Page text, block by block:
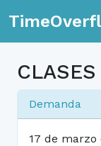
CLASES
Demanda
17 de marzo